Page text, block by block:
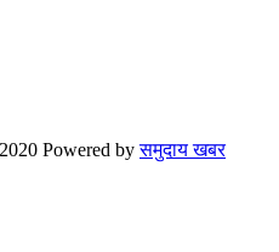
Powered byसमुदाय खबर